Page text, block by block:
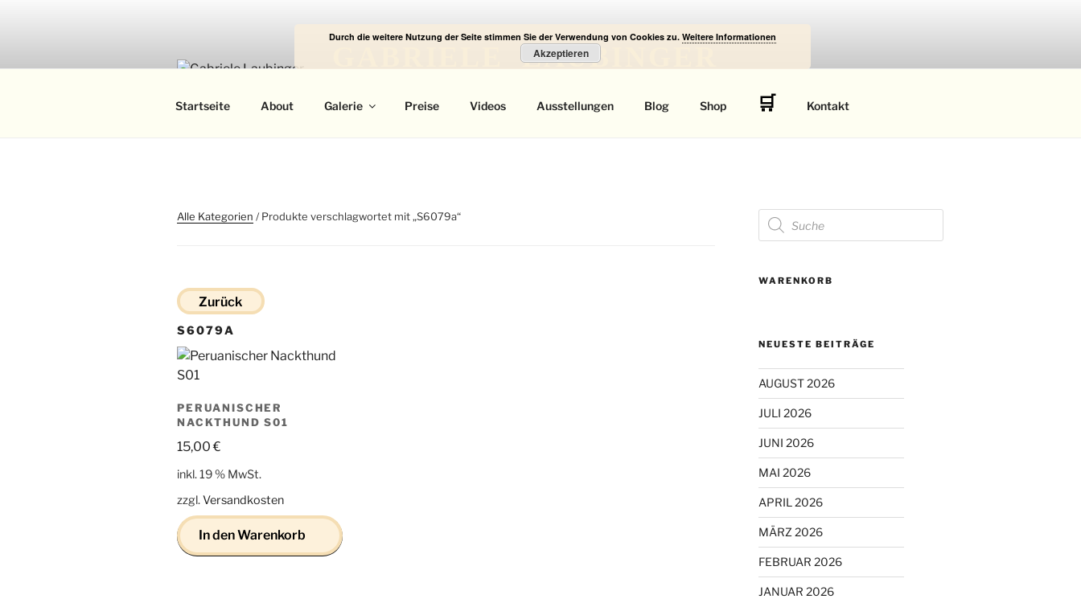
GABRIELE LAUBINGER
Startseite About Galerie Preise Videos Ausstellungen Blog Shop 🛒 Kontakt
Alle Kategorien / Produkte verschlagwortet mit „S6079a“
Zurück
S6079A
PERUANISCHER
NACKTHUND S01
15,00€
inkl. 19 % MwSt.
zzgl.Versandkosten
In den Warenkorb
Products
search
WARENKORB
NEUESTE BEITRÄGE
AUGUST 2026
JULI 2026
JUNI 2026
MAI 2026
APRIL 2026
MÄRZ 2026
FEBRUAR 2026
JANUAR 2026
Durch die weitere Nutzung der Seite stimmen Sie der Verwendung von Cookies zu. Weitere Informationen
Akzeptieren